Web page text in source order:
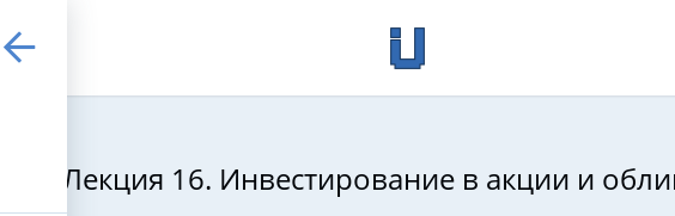
Лекция 16. Инвестирование в акции и
Личные финансы